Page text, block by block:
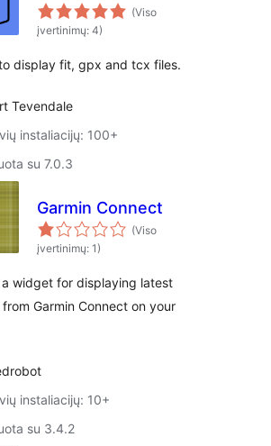
(Viso
įvertinimų: 4)
display fit, gpx and tcx files.
Tevendale
instaliacijų: 100+
su 7.0.3
Garmin Connect
(Viso
įvertinimų: 1)
a widget for displaying latest
Garmin Connect on your
instaliacijų: 10+
su 3.4.2